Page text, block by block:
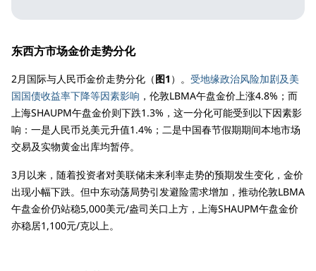
东西方市场金价走势分化
2月国际与人民币金价走势分化（图1 ）。 受地缘政治风险加剧及美
国国债收益率下降等因素影响 ，伦敦LBMA午盘金价上涨4.8%；而
上海SHAUPM午盘金价则下跌1.3%，这一分化可能受到以下因素影
响：一是人民币兑美元升值1.4%；二是中国春节假期期间本地市场
交易及实物黄金出库均暂停。
3月以来，随着投资者对美联储未来利率走势的预期发生变化，金价
出现小幅下跌。但中东动荡局势引发避险需求增加，推动伦敦LBMA
午盘金价仍站稳5,000美元/盎司关口上方，上海SHAUPM午盘金价
亦稳居1,100元/克以上。